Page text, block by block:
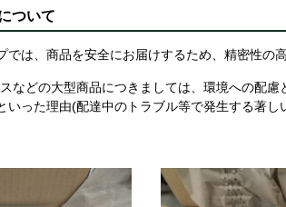
ついて
では、商品を安全にお届けするため、精密性の
などの大型商品につきましては、環境への配
いった理由(配達中のトラブル等で発生する著